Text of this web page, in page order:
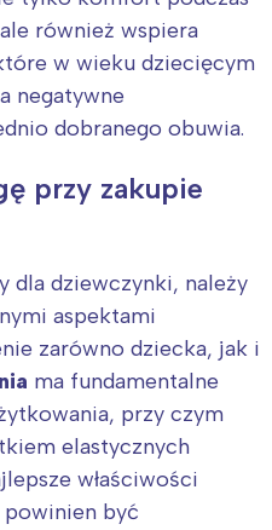
również wspiera
w wieku dziecięcym
negatywne
dobranego obuwia.
przy zakupie
dla dziewczynki, należy
aspektami
zarówno dziecka, jak i
ma fundamentalne
przy czym
elastycznych
właściwości
powinien być